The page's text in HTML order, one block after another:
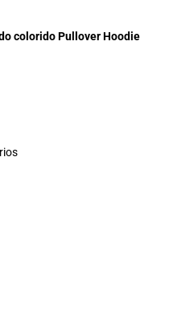
colorido Pullover Hoodie